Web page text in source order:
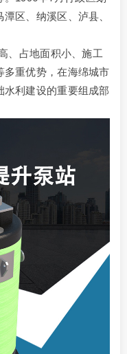
区、纳溪区、泸县、
、占地面积小、施工
多重优势，在海绵城市
利建设的重要组成部